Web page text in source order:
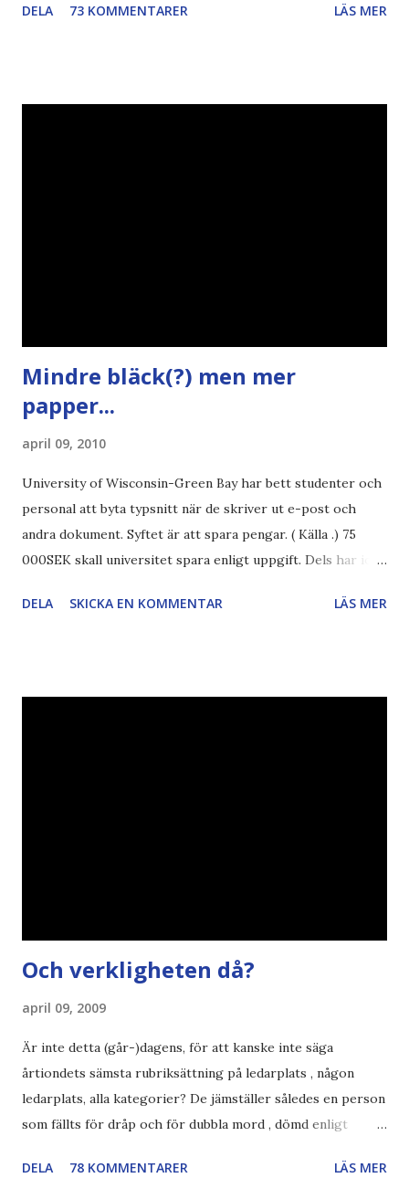
Piratpartiet FRA-lagen Kultur Upphovsrätten //Zac,
DELA 73 KOMMENTARER LÄS MER
Mindre bläck(?) men mer
papper...
april 09, 2010
University of Wisconsin-Green Bay har bett studenter och
personal att byta typsnitt när de skriver ut e-post och
andra dokument. Syftet är att spara pengar. ( Källa .) 75
000SEK skall universitet spara enligt uppgift. Dels har iofs
"bläck". Dels så undrar jag om de 30% besparingar -
DELA SKICKA EN KOMMENTAR LÄS MER
Och verkligheten då?
april 09, 2009
Är inte detta (går-)dagens, för att kanske inte säga
årtiondets sämsta rubriksättning på ledarplats , någon
ledarplats, alla kategorier? De jämställer således en person
som fällts för dråp och för dubbla mord , dömd enligt
resterande straff i sverige. en som fängslats och torterats
DELA 78 KOMMENTARER LÄS MER